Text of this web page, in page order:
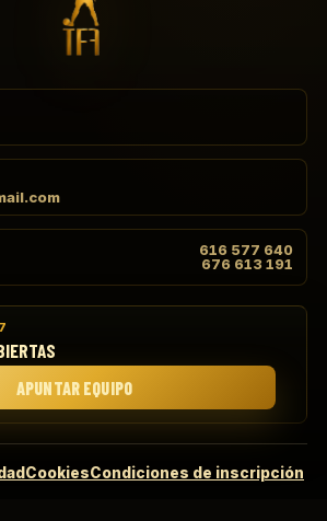
616 577 640
676 613 191
APUNTAR EQUIPO
CookiesCondiciones de inscripción